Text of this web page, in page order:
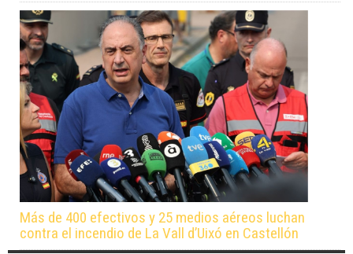
Más de 400 efectivos y 25 medios aéreos luchan
contra el incendio de La Vall d’Uixó en Castellón